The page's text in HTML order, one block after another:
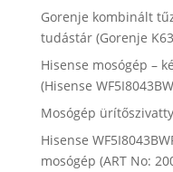
Gorenje kombinált
tudástár (Gorenje
Hisense mosógép –
(Hisense
Mosógép
Hisense
mosógép (ART No: